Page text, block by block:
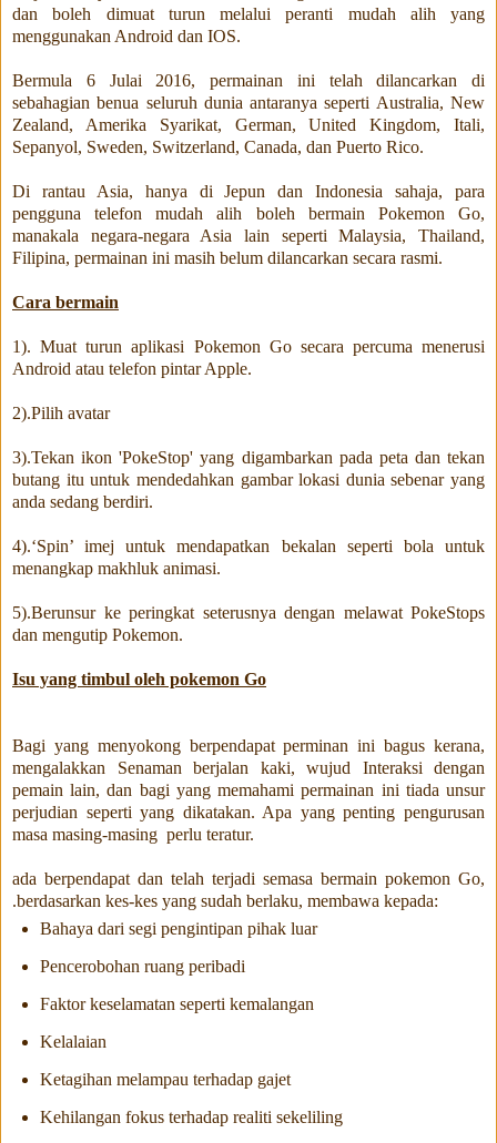
dan boleh dimuat turun melalui peranti mudah alih yang
menggunakan Android dan IOS.
Bermula 6 Julai 2016, permainan ini telah dilancarkan di
sebahagian benua seluruh dunia antaranya seperti Australia, New
Zealand, Amerika Syarikat, German, United Kingdom, Itali,
Sepanyol, Sweden, Switzerland, Canada, dan Puerto Rico.
Di rantau Asia, hanya di Jepun dan Indonesia sahaja, para
pengguna telefon mudah alih boleh bermain Pokemon Go,
manakala negara-negara Asia lain seperti Malaysia, Thailand,
Filipina, permainan ini masih belum dilancarkan secara rasmi.
Cara bermain
1). Muat turun aplikasi Pokemon Go secara percuma menerusi
Android atau telefon pintar Apple.
2).Pilih avatar
3).Tekan ikon 'PokeStop' yang digambarkan pada peta dan tekan
butang itu untuk mendedahkan gambar lokasi dunia sebenar yang
anda sedang berdiri.
4).‘Spin’ imej untuk mendapatkan bekalan seperti bola untuk
menangkap makhluk animasi.
5).Berunsur ke peringkat seterusnya dengan melawat PokeStops
dan mengutip Pokemon.
Isu yang timbul oleh pokemon Go
Bagi yang menyokong berpendapat perminan ini bagus kerana,
mengalakkan Senaman berjalan kaki, wujud Interaksi dengan
pemain lain, dan bagi yang memahami permainan ini tiada unsur
perjudian seperti yang dikatakan. Apa yang penting pengurusan
masa masing-masing perlu teratur.
ada berpendapat dan telah terjadi semasa bermain pokemon Go,
.berdasarkan kes-kes yang sudah berlaku, membawa kepada:
Bahaya dari segi pengintipan pihak luar
Pencerobohan ruang peribadi
Faktor keselamatan seperti kemalangan
Kelalaian
Ketagihan melampau terhadap gajet
Kehilangan fokus terhadap realiti sekeliling